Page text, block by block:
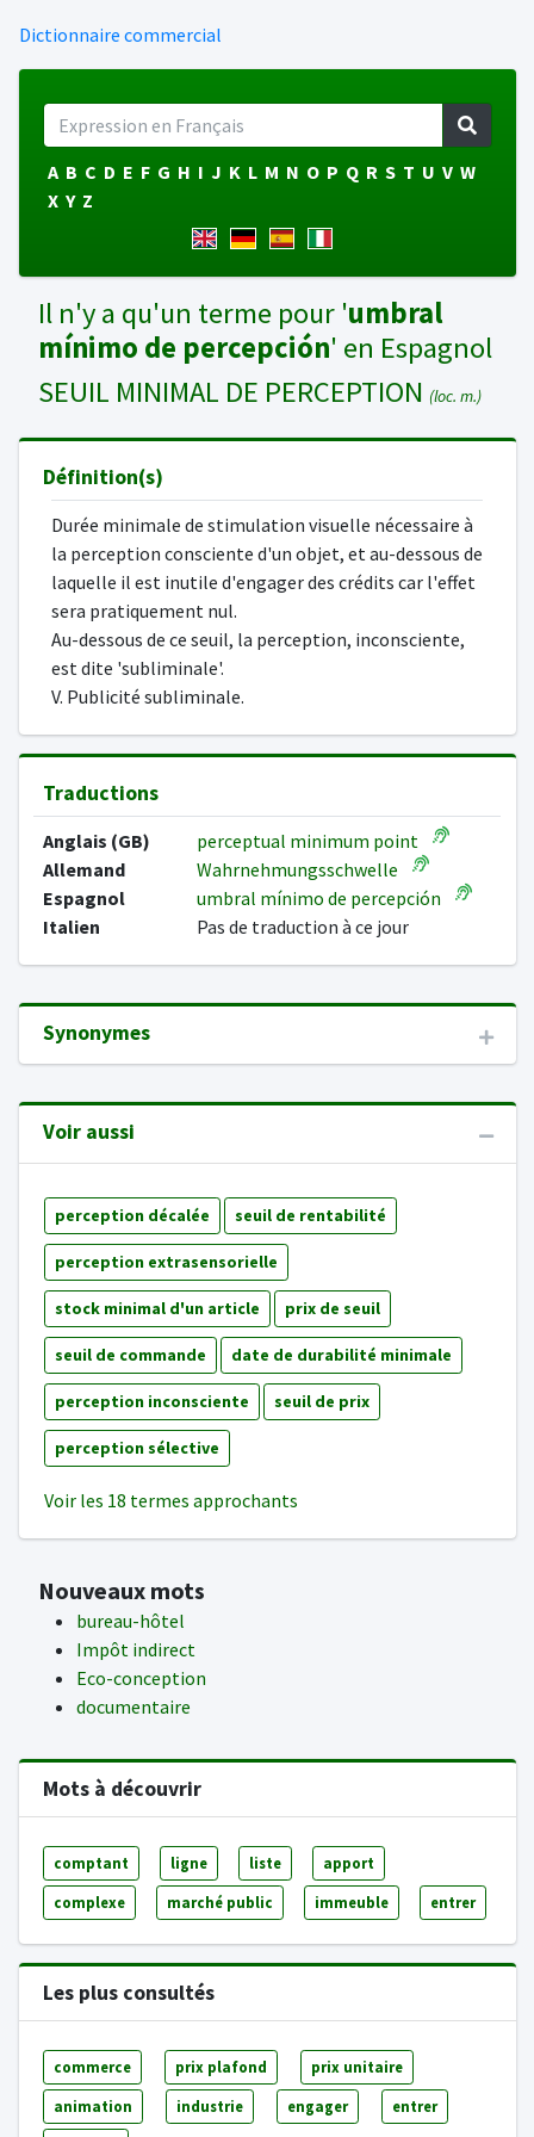
Dictionnaire commercial
A B C D E F G H I J K L M N O P Q R S T U V W
X Y Z
Il n'y a qu'un terme pour 'umbral
mínimo de percepción' en Espagnol
SEUIL MINIMAL DE PERCEPTION (loc. m.)
Définition(s)
Durée minimale de stimulation visuelle nécessaire à
la perception consciente d'un objet, et au-dessous de
laquelle il est inutile d'engager des crédits car l'effet
sera pratiquement nul.
Au-dessous de ce seuil, la perception, inconsciente,
est dite 'subliminale'.
V. Publicité subliminale.
Traductions
Anglais (GB)
perceptual minimum point
Allemand
Wahrnehmungsschwelle
Espagnol
umbral mínimo de percepción
Italien
Pas de traduction à ce jour
Synonymes
Voir aussi
perception décalée seuil de rentabilité
perception extrasensorielle
stock minimal d'un article prix de seuil
seuil de commande date de durabilité minimale
perception inconsciente seuil de prix
perception sélective
Voir les 18 termes approchants
Nouveaux mots
bureau-hôtel
Impôt indirect
Eco-conception
documentaire
Mots à découvrir
comptant ligne liste apport
complexe marché public immeuble entrer
Les plus consultés
commerce prix plafond prix unitaire
animation industrie engager entrer